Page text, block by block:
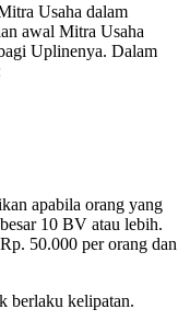
Usaha dalam
awal Mitra Usaha
Uplinenya. Dalam
apabila orang yang
10 BV atau lebih.
50.000 per orang dan
berlaku kelipatan.